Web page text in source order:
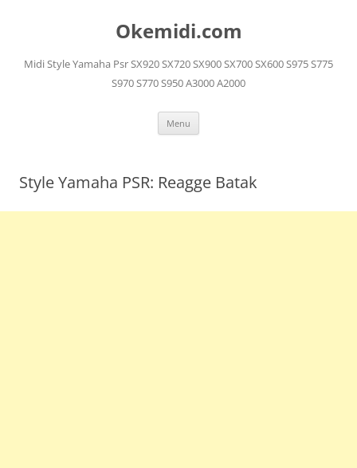
Okemidi.com
Midi Style Yamaha Psr SX920 SX720 SX900 SX700 SX600 S975 S775
S970 S770 S950 A3000 A2000
Menu
Style Yamaha PSR: Reagge Batak